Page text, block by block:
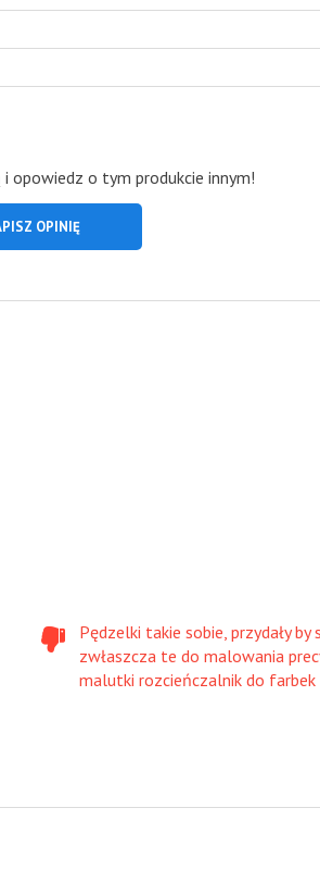
opowiedz o tym produkcie innym!
OPINIĘ
Pędzelki takie sobie, przydały
zwłaszcza te do malowania
malutki rozcieńczalnik do farbek